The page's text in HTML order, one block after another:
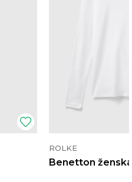
ROLKE
Benetton